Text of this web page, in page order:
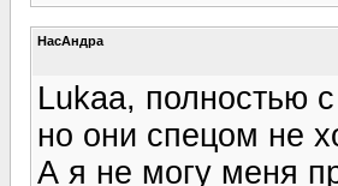
НасАндра
Lukaa, полностью
но они спецом не
А я не могу меня